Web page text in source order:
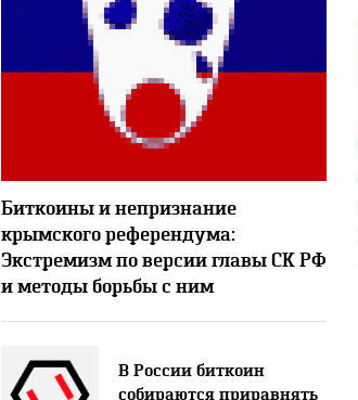
Биткоины и непризнание
крымского референдума:
Экстремизм по версии главы СК РФ
и методы борьбы с ним
В России биткоин
собираются приравнять